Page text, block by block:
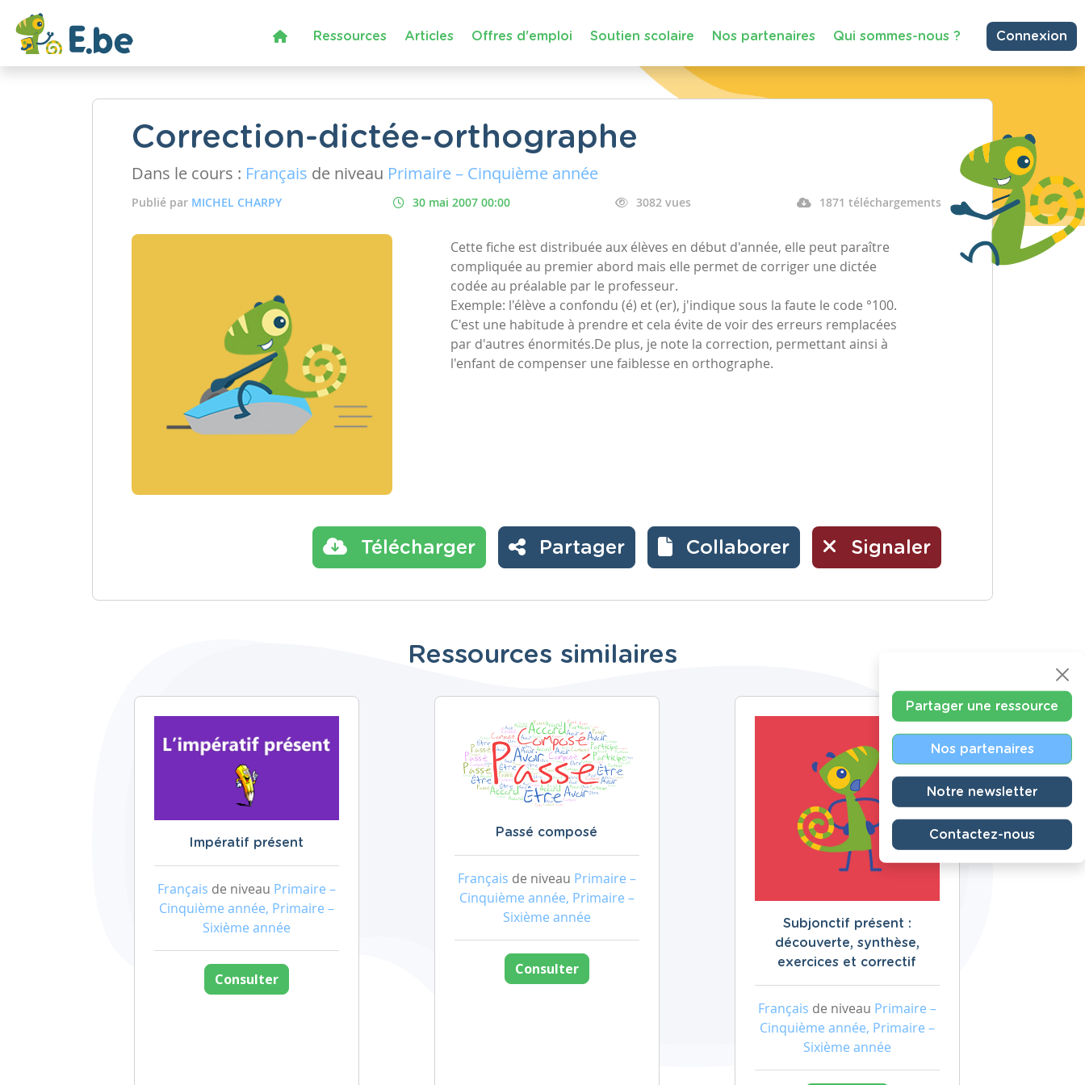
Ressources Articles Offres d'emploi Soutien scolaire Nos partenaires Qui sommes-nous ? Connexion
Correction-dictée-orthographe
Dans le cours : Français de niveau Primaire – Cinquième année
Publié par MICHEL CHARPY 30 mai 2007 00:00 3082 vues 1871 téléchargements
Cette fiche est distribuée aux élèves en début d'année, elle peut paraître
compliquée au premier abord mais elle permet de corriger une dictée
codée au préalable par le professeur.
Exemple: l'élève a confondu (é) et (er), j'indique sous la faute le code °100.
C'est une habitude à prendre et cela évite de voir des erreurs remplacées
par d'autres énormités.De plus, je note la correction, permettant ainsi à
l'enfant de compenser une faiblesse en orthographe.
Télécharger Partager Collaborer Signaler
Ressources similaires
Impératif présent
Français de niveau Primaire –
Cinquième année, Primaire –
Sixième année
Consulter
Passé composé
Français de niveau Primaire –
Cinquième année, Primaire –
Sixième année
Consulter
Subjonctif présent :
découverte, synthèse,
exercices et correctif
Français de niveau Primaire –
Cinquième année, Primaire –
Sixième année
Partager une ressource
Nos partenaires
Notre newsletter
Contactez-nous